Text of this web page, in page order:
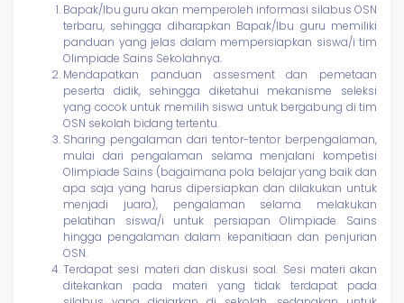
Bapak/Ibu guru akan memperoleh informasi silabus OSN
terbaru, sehingga diharapkan Bapak/Ibu guru memiliki
panduan yang jelas dalam mempersiapkan siswa/i tim
Olimpiade Sains Sekolahnya.
Mendapatkan panduan assesment dan pemetaan
peserta didik, sehingga diketahui mekanisme seleksi
yang cocok untuk memilih siswa untuk bergabung di tim
OSN sekolah bidang tertentu.
Sharing pengalaman dari tentor-tentor berpengalaman,
mulai dari pengalaman selama menjalani kompetisi
Olimpiade Sains (bagaimana pola belajar yang baik dan
apa saja yang harus dipersiapkan dan dilakukan untuk
menjadi juara), pengalaman selama melakukan
pelatihan siswa/i untuk persiapan Olimpiade Sains
hingga pengalaman dalam kepanitiaan dan penjurian
OSN.
Terdapat sesi materi dan diskusi soal. Sesi materi akan
ditekankan pada materi yang tidak terdapat pada